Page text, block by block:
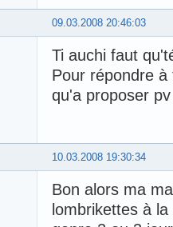
09.03.2008 20:46:03
Ti auchi faut
Pour répondre
qu'a proposer
10.03.2008 19:30:34
Bon alors ma
lombrikettes à